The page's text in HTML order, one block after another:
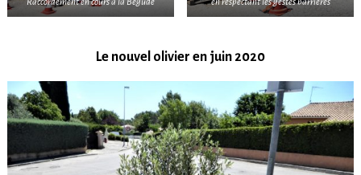
Le nouvel olivier en juin 2020